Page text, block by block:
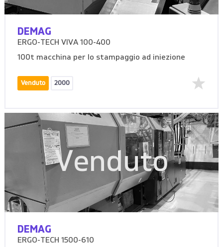
DEMAG
ERGO-TECH VIVA 100-400
100t macchina per lo stampaggio ad iniezione
Venduto 2000
Venduto
DEMAG
ERGO-TECH 1500-610